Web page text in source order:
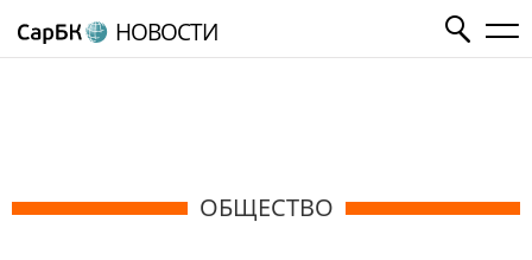
НОВОСТИ
ОБЩЕСТВО